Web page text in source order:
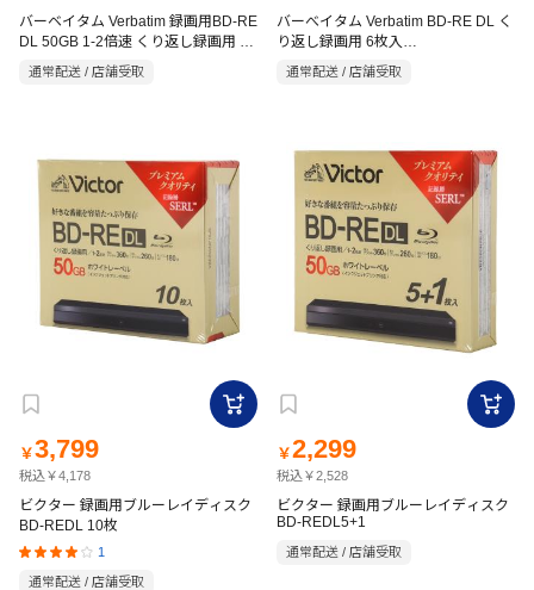
バーベイタム Verbatim 録画用BD-RE
DL 50GB 1-2倍速 くり返し録画用 5
枚入 VBE260NP5VPA
通常配送 / 店舗受取
バーべイタム Verbatim BD-RE DL く
り返し録画用 6枚入
通常配送 / 店舗受取
￥3,799
税込￥4,178
ビクター 録画用ブルーレイディスク
BD-REDL 10枚
1
通常配送 / 店舗受取
￥2,299
税込￥2,528
ビクター 録画用ブルーレイディスク
BD-REDL5+1
通常配送 / 店舗受取